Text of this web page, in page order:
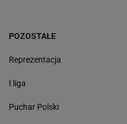
POZOSTAŁE
Reprezentacja
I liga
Puchar Polski